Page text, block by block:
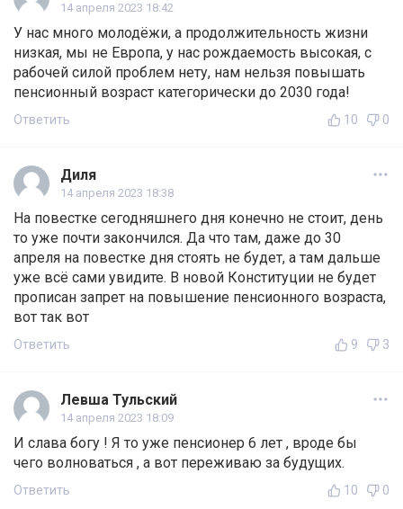
14 апреля 2023 18:42
У нас много молодёжи, а продолжительность жизни
низкая, мы не Европа, у нас рождаемость высокая, с
рабочей силой проблем нету, нам нельзя повышать
пенсионный возраст категорически до 2030 года!
Ответить 10 0
Диля
14 апреля 2023 18:38
На повестке сегодняшнего дня конечно не стоит, день
то уже почти закончился. Да что там, даже до 30
апреля на повестке дня стоять не будет, а там дальше
уже всё сами увидите. В новой Конституции не будет
прописан запрет на повышение пенсионного возраста,
вот так вот
Ответить 9 3
Левша Тульский
14 апреля 2023 18:09
И слава богу ! Я то уже пенсионер 6 лет , вроде бы
чего волноваться , а вот переживаю за будущих.
Ответить 10 0